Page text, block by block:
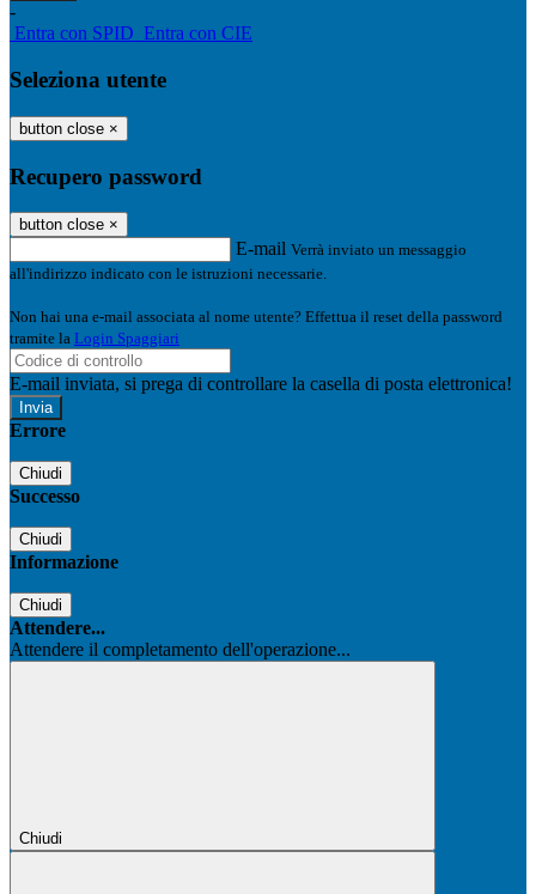
-
Entra con SPID Entra con CIE
Seleziona utente
button close ×
Recupero password
button close ×
E-mail Verrà inviato un messaggio
all'indirizzo indicato con le istruzioni necessarie.
Non hai una e-mail associata al nome utente? Effettua il reset della password
tramite la Login Spaggiari
E-mail inviata, si prega di controllare la casella di posta elettronica!
Errore
Chiudi
Successo
Chiudi
Informazione
Chiudi
Attendere...
Attendere il completamento dell'operazione...
Chiudi